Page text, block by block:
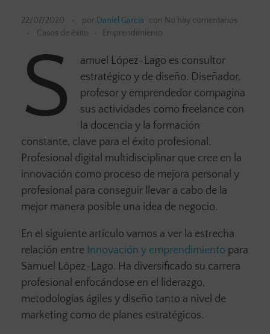
22/07/2020 por Daniel García con No hay comentarios
Casos de éxito
Emprendimiento
S
amuel López-Lago es consultor
estratégico y de diseño. Diseñador,
profesor y emprendedor compagina
sus actividades como freelance con
la docencia y la formación
constante, clave para el éxito profesional.
Profesional digital multidisciplinar que cree en la
innovación como proceso de mejora personal y
profesional para conseguir llevar a cabo de la
mejor manera posible una idea de negocio.
En el siguiente artículo vamos a ver la estrecha
relación entre Innovación y emprendimiento para
Samuel López-Lago. Ha diversificado su carrera
profesional enfocándose en el liderazgo,
metodologías ágiles y diseño tanto a nivel de
marketing como de planes estratégicos.